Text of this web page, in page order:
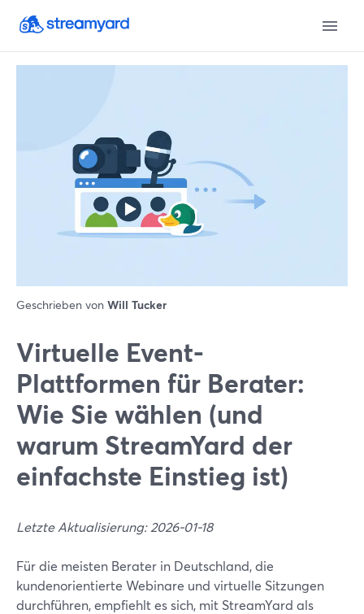
Geschrieben von Will Tucker
Virtuelle Event-
Plattformen für Berater:
Wie Sie wählen (und
warum StreamYard der
einfachste Einstieg ist)
Letzte Aktualisierung: 2026-01-18
Für die meisten Berater in Deutschland, die
kundenorientierte Webinare und virtuelle Sitzungen
durchführen, empfiehlt es sich, mit StreamYard als